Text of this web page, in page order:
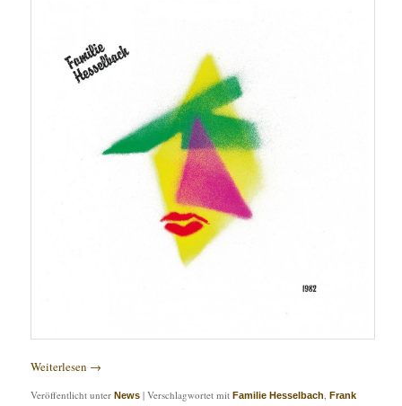
Weiterlesen →
Veröffentlicht unter News |Verschlagwortet mit Familie Hesselbach ,Frank